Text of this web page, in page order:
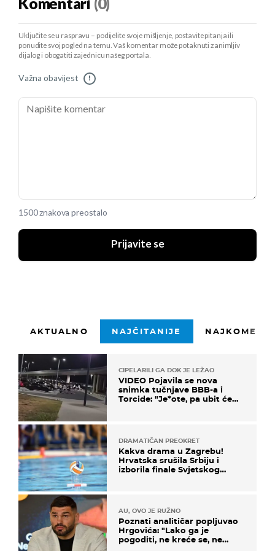
Komentari (0)
Uključite se u raspravu – podijelite svoje mišljenje, postavite pitanja ili
ponudite svoj pogled na temu. Vaš komentar može potaknuti zanimljiv
dijalog i obogatiti zajednicu našeg portala.
Važna obavijest !
1500 znakova preostalo
Prijavite se
AKTUALNO NAJČITANIJE
CIPELARILI GA DOK JE LEŽAO
VIDEO Pojavila se nova
snimka tučnjave BBB-a i
Torcide: "Je*ote, pa ubit će
DRAMATIČAN PREOKRET
Kakva drama u Zagrebu!
Hrvatska srušila Srbiju i
izborila finale Svjetskog
AU, OVO JE RUŽNO
Poznati analitičar popljuvao
Hrgovića: "Lako ga je
pogoditi, ne kreće se, ne